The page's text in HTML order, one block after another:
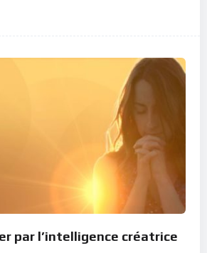
par l’intelligence créatrice